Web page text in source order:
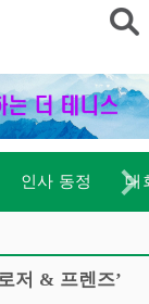
인사 동정 대
저 & 프렌즈’